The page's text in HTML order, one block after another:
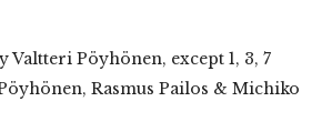
Valtteri Pöyhönen, except 1, 3, 7
Rasmus Pailos & Michiko